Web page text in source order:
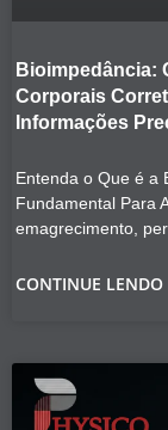
Bioimpedância:
Corporais
Informações
Entenda o Que é a
Fundamental Para
emagrecimento,
CONTINUE LENDO